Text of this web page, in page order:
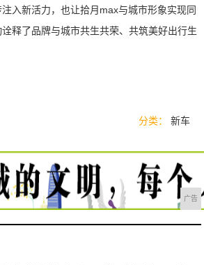
入新活力，也让拾月max与城市形象实现同
释了品牌与城市共生共荣、共筑美好出行生
分类： 新车
广告